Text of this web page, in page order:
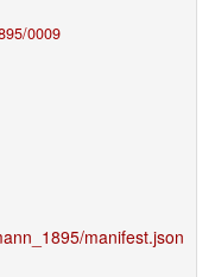
0009
manifest.json